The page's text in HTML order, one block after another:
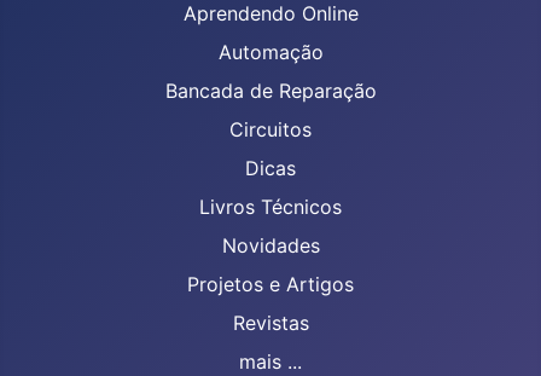
Aprendendo Online
Automação
Bancada de Reparação
Circuitos
Dicas
Livros Técnicos
Novidades
Projetos e Artigos
Revistas
mais ...